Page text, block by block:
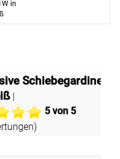
in
Schiebegardine
|
5von 5